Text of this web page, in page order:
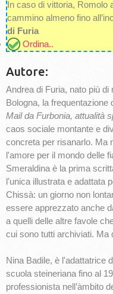
In caso di vittoria, Romolo
cammino almeno fino
di Furia
Ordina..
Autore:
Andrea di Furia, nato più
Bologna, la
Mail da Furbonia, attualità
caos sociale montante e
concreta per risanarlo. Ma
l'amore per il mondo delle
Smeraldina è la prima
l'unica illustrata e adattata
Chissà: un giorno non
essere apprezzato anche
a quelli delle altre favole
cui sono tutti archiviati.
Nina Badile, è l'adattatrice
scuola steineriana fino al
professionista nell’àmbito